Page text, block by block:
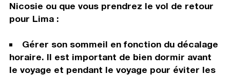
Nicosie ou que vous prendrez le vol de retour
pour Lima :
Gérer son sommeil en fonction du décalage
horaire. Il est important de bien dormir avant
le voyage et pendant le voyage pour éviter les